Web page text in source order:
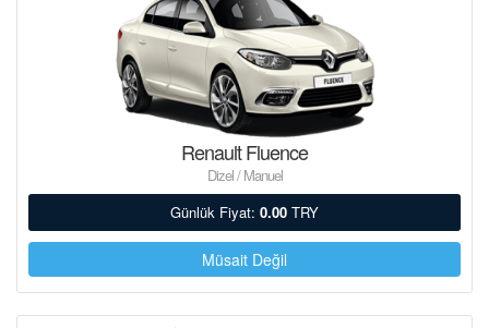
Renault Fluence
Dizel / Manuel
Günlük Fiyat: 0.00 TRY
Müsait Değil